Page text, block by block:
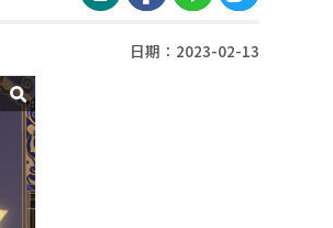
日期：2023-02-13